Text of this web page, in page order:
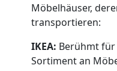
Möbelhäuser,
transportieren:
IKEA: Berühmt
Sortiment an